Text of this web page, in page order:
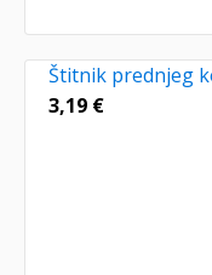
Štitnik prednjeg
3,19 €